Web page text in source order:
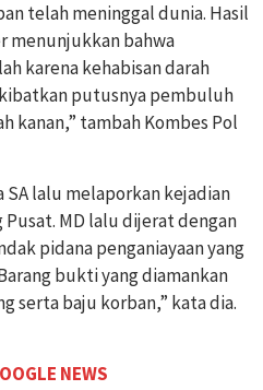
telah meninggal dunia. Hasil
menunjukkan bahwa
karena kehabisan darah
putusnya pembuluh
kanan,” tambah Kombes Pol
lalu melaporkan kejadian
MD lalu dijerat dengan
pidana penganiayaan yang
bukti yang diamankan
serta baju korban,” kata dia.
NEWS